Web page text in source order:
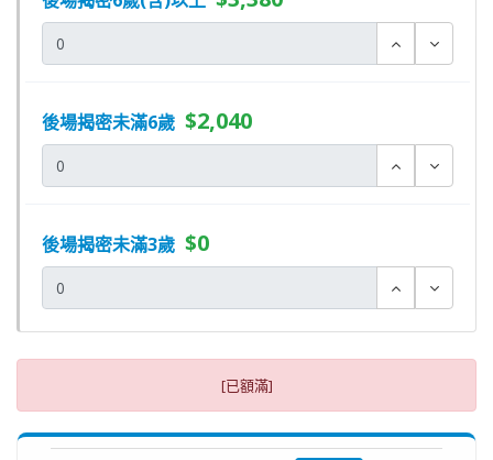
後場揭密未滿6歲 $2,040
後場揭密未滿3歲 $0
[已額滿]